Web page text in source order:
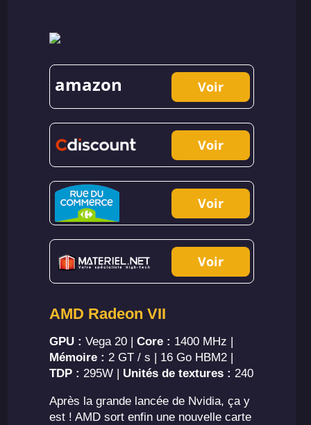
amazon Voir
Voir
Voir
Voir
AMD Radeon VII
GPU : Vega 20 |Core : 1400 MHz |
Mémoire : 2 GT / s | 16 Go HBM2 |
TDP : 295W | Unités de textures : 240
Après la grande lancée de Nvidia, ça y
est ! AMD sort enfin une nouvelle carte